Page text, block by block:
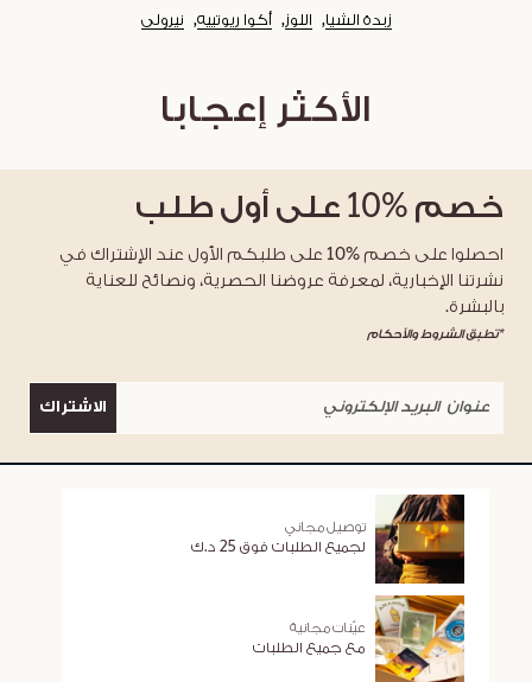
زبدة الشيا اللوز أكوا ريوتييه نيرولي
الأكثر إعجابا
خصم %10 على أول طلب
احصلوا على خصم %10 على طلبكم الأول عند الإشتراك في
نشرتنا الإخبارية، لمعرفة عروضنا الحصرية، ونصائح للعناية
بالبشرة.
*تطبق الشروط والأحكام
الاشتراك
توصيل مجاني
لجميع الطلبات فوق 25 د.ك
عيّنات مجانية
مع جميع الطلبات